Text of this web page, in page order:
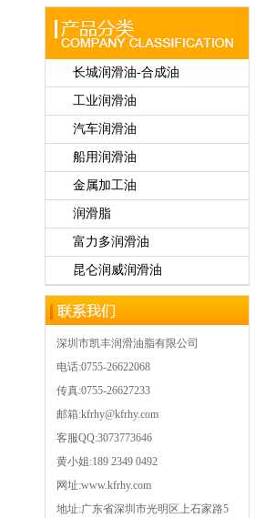
长城润滑油-合成油
工业润滑油
汽车润滑油
船用润滑油
金属加工油
润滑脂
富力多润滑油
昆仑润威润滑油
深圳市凯丰润滑油脂有限公司
电话:0755-26622068
传真:0755-26627233
邮箱:kfrhy@kfrhy.com
客服QQ:3073773646
黄小姐:189 2349 0492
网址:www.kfrhy.com
地址:广东省深圳市光明区上石家路5